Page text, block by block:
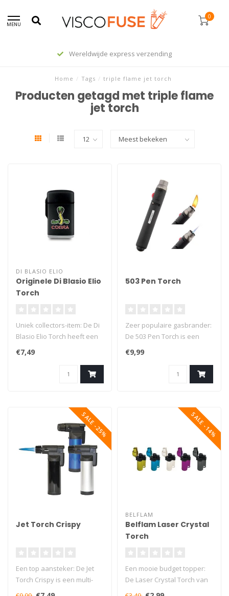
MENU
0
Wereldwijde express verzending
Home / Tags / triple flame jet torch
Producten getagd met triple flame
jet torch
DI BLASIO ELIO
Originele Di Blasio Elio
Torch
Uniek collectors-item: De Di
Blasio Elio Torch heeft een
mooie bedrukking van de..
€7,49
503 Pen Torch
Zeer populaire gasbrander:
De 503 Pen Torch is een
multifunctionele
stormaanstek..
€9,99
SALE -25%
Jet Torch Crispy
Een top aansteker: De Jet
Torch Crispy is een multi-
functionele gasbrander! De
SALE -14%
BELFLAM
Belflam Laser Crystal
Torch
Een mooie budget topper:
De Laser Crystal Torch van
Belflam is een top